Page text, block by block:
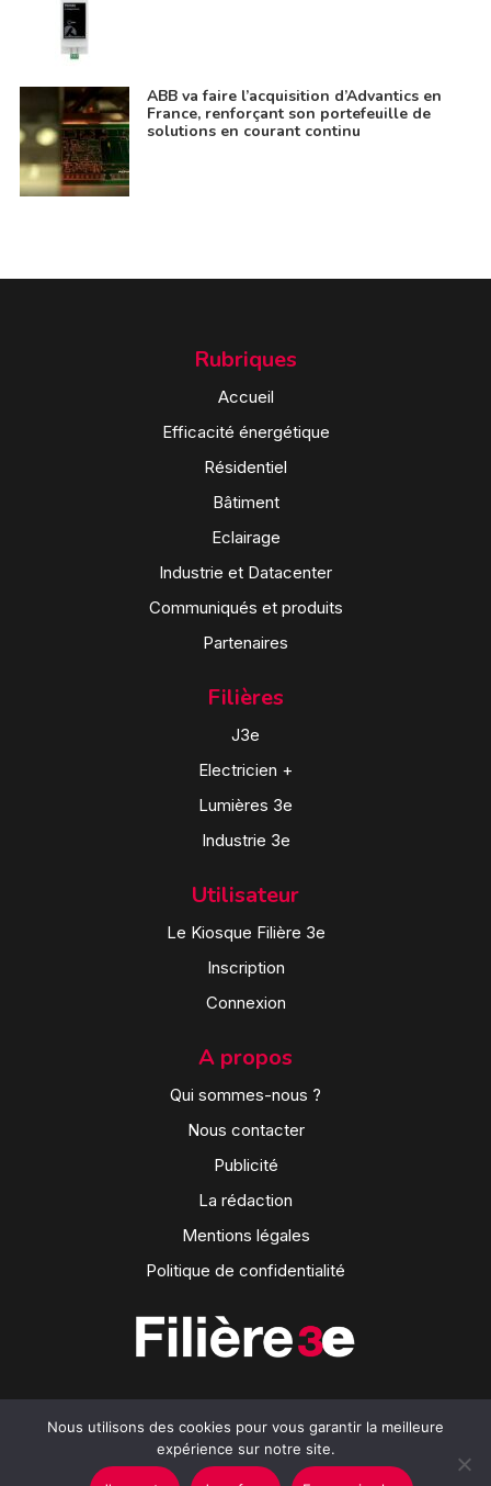
ABB va faire l’acquisition d’Advantics en
France, renforçant son portefeuille de
solutions en courant continu
Rubriques
Accueil
Efficacité énergétique
Résidentiel
Bâtiment
Eclairage
Industrie et Datacenter
Communiqués et produits
Partenaires
Filières
J3e
Electricien +
Lumières 3e
Industrie 3e
Utilisateur
Le Kiosque Filière 3e
Inscription
Connexion
A propos
Qui sommes-nous ?
Nous contacter
Publicité
La rédaction
Mentions légales
Politique de confidentialité
Nous utilisons des cookies pour vous garantir la meilleure
expérience sur notre site.